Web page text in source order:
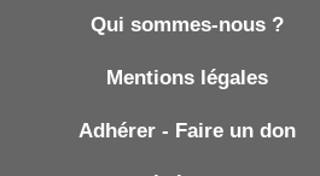
Qui sommes-nous ?
Mentions légales
Adhérer - Faire un don